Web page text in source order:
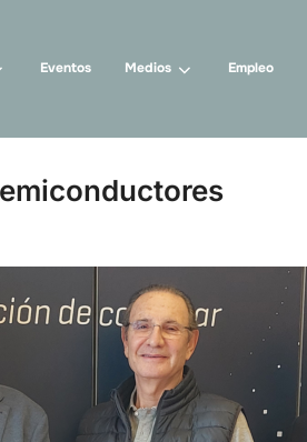
Eventos Medios Empleo